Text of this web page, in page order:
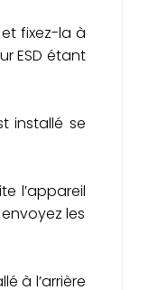
fixez-la à
ESD étant
installé se
l’appareil
les
à l’arrière